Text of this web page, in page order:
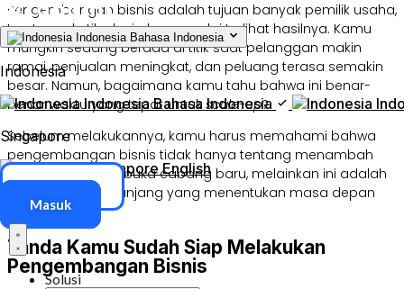
Indonesia Bahasa Indonesia
Indonesia
Indonesia Bahasa Indonesia
Singapore
Singapore English
Masuk
Solusi
Pengembangan bisnis adalah tujuan banyak pemilik usaha,
terutama ketika kerja keras mulai terlihat hasilnya. Kamu
mungkin sedang berada di titik saat pelanggan makin
ramai, penjualan meningkat, dan peluang terasa semakin
besar. Namun, bagaimana kamu tahu bahwa ini benar-
benar waktu yang tepat untuk scale-up?
Sebelum melakukannya, kamu harus memahami bahwa
pengembangan bisnis tidak hanya tentang menambah
modal atau membuka cabang baru, melainkan ini adalah
strategi jangka panjang yang menentukan masa depan
bisnis kamu.
Tanda Kamu Sudah Siap Melakukan
Pengembangan Bisnis